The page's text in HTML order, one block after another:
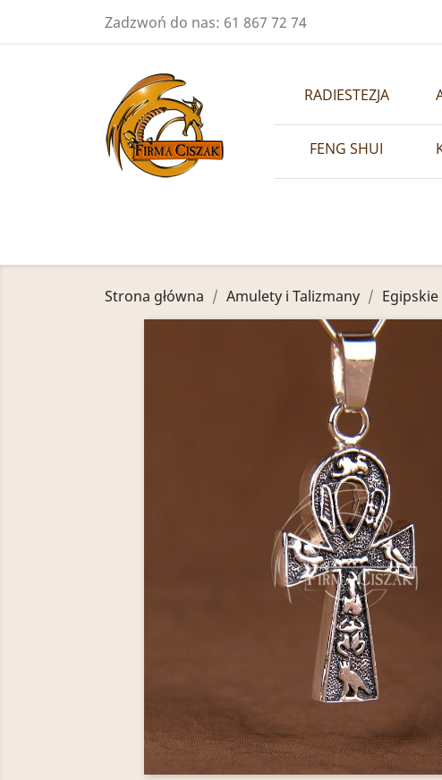
Zadzwoń do nas: 61 867 72 74
RADIESTEZJA
FENG SHUI
Strona główna Amulety i Talizmany Egipskie